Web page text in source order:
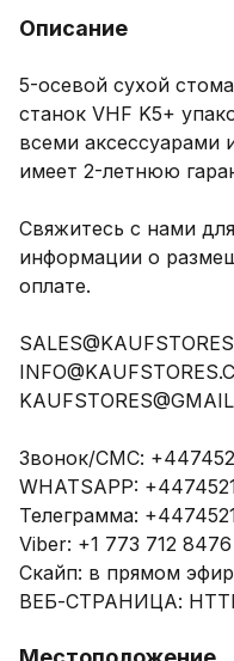
Описание
5-осевой сухой
станок VHF K5+
всеми
имеет 2-летнюю
Свяжитесь с нами
информации о
оплате.
Звонок/СМС:
WHATSAPP:
Телеграмма:
Viber: +1 773 712 8476
Скайп: в прямом
ВЕБ-СТРАНИЦА: